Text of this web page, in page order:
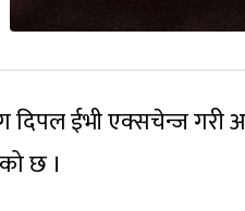
दिपल ईभी एक्सचेन्ज
छ ।